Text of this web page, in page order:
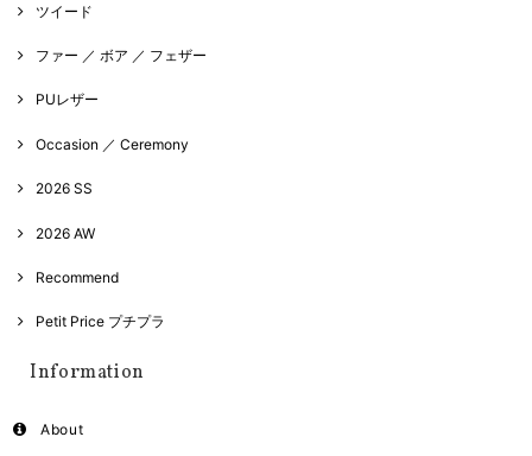
ツイード
ファー ／ ボア ／ フェザー
PUレザー
Occasion ／ Ceremony
2026 SS
2026 AW
Recommend
Petit Price プチプラ
Information
About